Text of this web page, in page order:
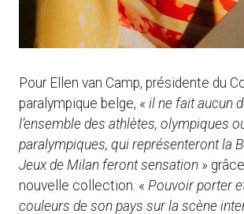
Pour Ellen van Camp, présidente du
paralympique belge, « il ne fait aucun
l’ensemble des athlètes, olympiques
paralympiques, qui représenteront la
Jeux de Milan feront sensation »
nouvelle collection. « Pouvoir porter
couleurs de son pays sur la scène